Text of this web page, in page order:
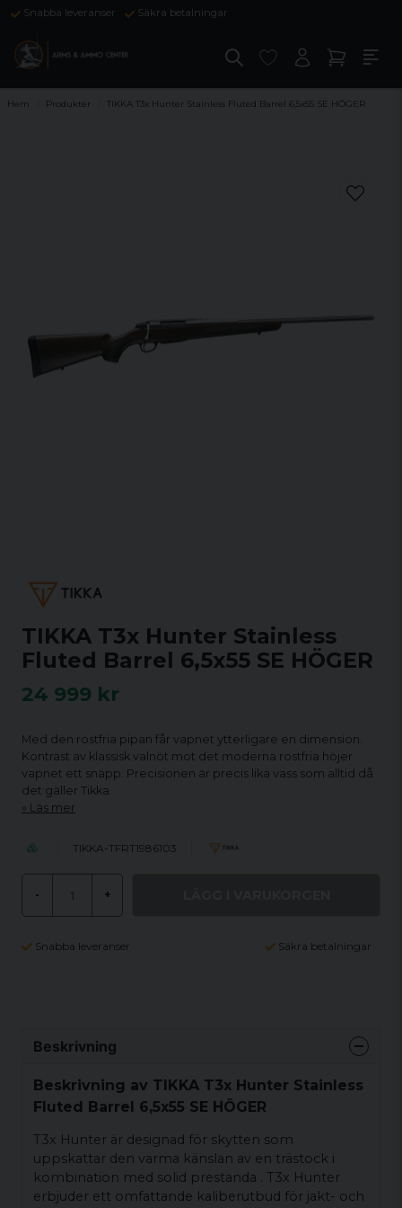
Snabba leveranser Säkra betalningar
Hem Produkter TIKKA T3x Hunter Stainless Fluted Barrel 6,5x55 SE HÖGER
TIKKA T3x Hunter Stainless
Fluted Barrel 6,5x55 SE HÖGER
24 999 kr
Med den rostfria pipan får vapnet ytterligare en dimension.
Kontrast av klassisk valnöt mot det moderna rostfria höjer
vapnet ett snäpp. Precisionen är precis lika vass som alltid då
det gäller Tikka.
Läs mer
TIKKA-TFRT1986103
- +
Snabba leveranser Säkra betalningar
Beskrivning
Beskrivning av TIKKA T3x Hunter Stainless
Fluted Barrel 6,5x55 SE HÖGER
T3x Hunter är designad för skytten som
uppskattar den varma känslan av en trästock i
kombination med solid prestanda . T3x Hunter
erbjuder ett omfattande kaliberutbud för jakt- och